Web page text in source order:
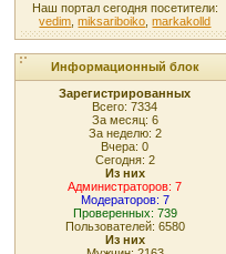
Наш портал сегодня посетители:
vedim ,miksariboiko ,markakolld
Информационный блок
Зарегистрированных
Всего: 7334
За месяц: 6
За неделю: 2
Вчера: 0
Сегодня: 2
Из них
Администраторов: 7
Модераторов: 7
Проверенных: 739
Пользователей: 6580
Из них